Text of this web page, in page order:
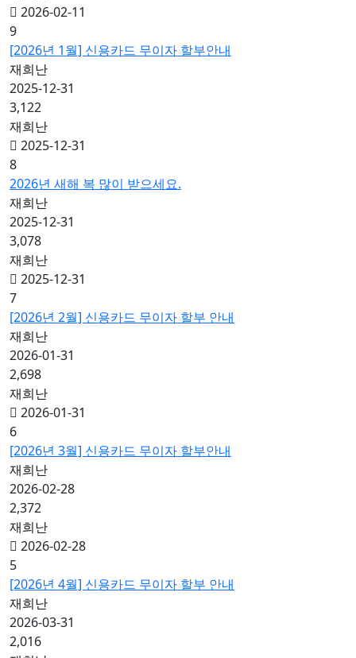
2026-02-11
9
[2026년 1월] 신용카드 무이자 할부안내
재희난
2025-12-31
3,122
재희난
2025-12-31
8
2026년 새해 복 많이 받으세요.
재희난
2025-12-31
3,078
재희난
2025-12-31
7
[2026년 2월] 신용카드 무이자 할부 안내
재희난
2026-01-31
2,698
재희난
2026-01-31
6
[2026년 3월] 신용카드 무이자 할부안내
재희난
2026-02-28
2,372
재희난
2026-02-28
5
[2026년 4월] 신용카드 무이자 할부 안내
재희난
2026-03-31
2,016